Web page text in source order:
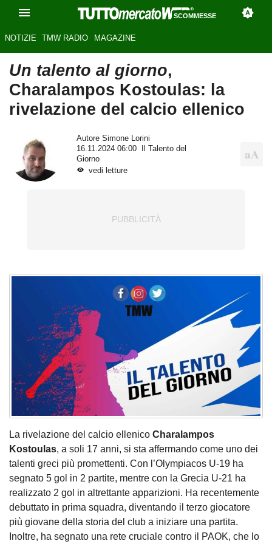
SCOMMESSE
NOTIZIE TMW RADIO MAGAZINE
Un talento al giorno,
Charalampos Kostoulas: la
rivelazione del calcio ellenico
Autore Simone Lorini
16.11.2024 06:00
Il Talento del
Giorno
vedi letture
La rivelazione del calcio ellenico Charalampos
Kostoulas, a soli 17 anni, si sta affermando come uno dei
talenti greci più promettenti. Con l’Olympiacos U-19 ha
segnato 5 gol in 2 partite, mentre con la Grecia U-21 ha
realizzato 2 gol in altrettante apparizioni. Ha recentemente
debuttato in prima squadra, diventando il terzo giocatore
più giovane della storia del club a iniziare una partita.
Inoltre, ha segnato una rete cruciale contro il PAOK, che lo